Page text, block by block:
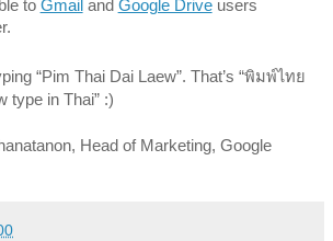
to Gmail and Google Drive users
“Pim Thai Dai Laew”. That’s “พิมพ์ไทย
type in Thai” :)
Head of Marketing, Google